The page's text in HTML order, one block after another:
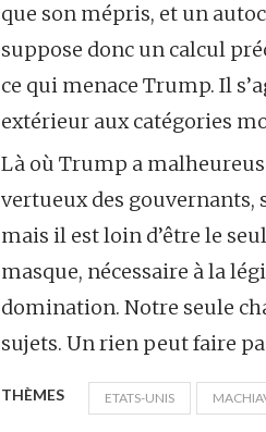
que son mépris, et un
suppose donc un calcul
ce qui menace Trump. Il
extérieur aux catégories
Là où Trump a
vertueux des
mais il est loin d’être le
masque, nécessaire à la
domination. Notre seule
sujets. Un rien peut faire
THÈMES ETATS-UNIS